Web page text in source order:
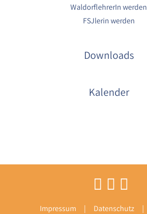
WaldorflehrerIn werden
FSJlerin werden
Downloads
Kalender
Impressum Datenschutz